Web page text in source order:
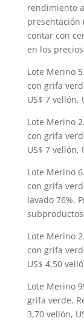
rendimiento
presentación
contar con
en los
Lote Merino
con grifa
US$ 7 vellón,
Lote Merino
con grifa
US$ 7 vellón,
Lote Merino
con grifa
lavado 76%.
Lote Merino
con grifa
US$ 4,50
Lote Merino
grifa verde.
3,70 vellón,